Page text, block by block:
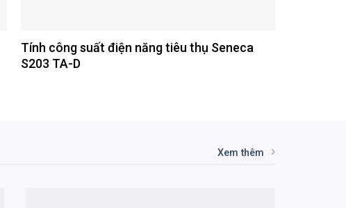
Tính công suất điện năng tiêu thụ Seneca
S203 TA-D
Xem thêm